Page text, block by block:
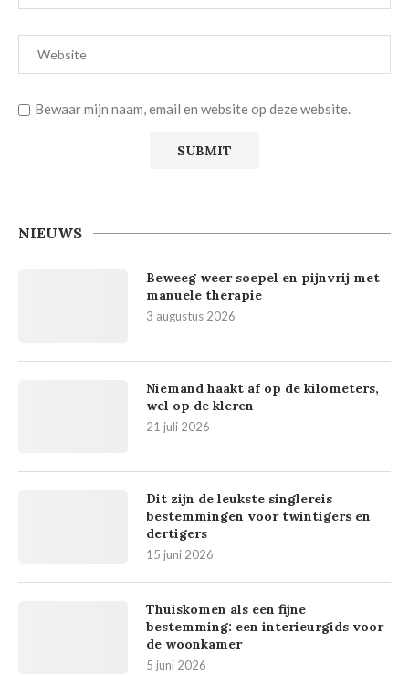
Bewaar mijn naam, email en website op deze website.
NIEUWS
Beweeg weer soepel en pijnvrij met
manuele therapie
3 augustus 2026
Niemand haakt af op de kilometers,
wel op de kleren
21 juli 2026
Dit zijn de leukste singlereis
bestemmingen voor twintigers en
dertigers
15 juni 2026
Thuiskomen als een fijne
bestemming: een interieurgids voor
de woonkamer
5 juni 2026